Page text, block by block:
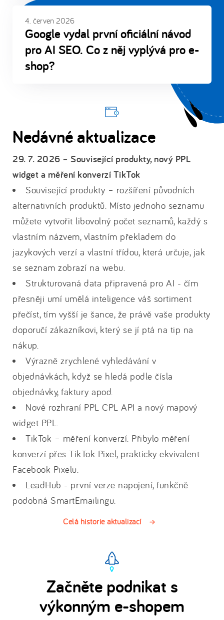
Google vydal první oficiální návod
pro AI SEO. Co z něj vyplývá pro e-
shop?
4. červen 2026
Nedávné aktualizace
29. 7. 2026 – Související produkty, nový PPL
widget a měření konverzí TikTok
Související produkty – rozšíření původních
alternativních produktů. Místo jednoho seznamu
můžete vytvořit libovolný počet seznamů, každý s
vlastním názvem, vlastním překladem do
jazykových verzí a vlastní třídou, která určuje, jak
se seznam zobrazí na webu.
Strukturovaná data připravená pro AI - čím
přesněji umí umělá inteligence váš sortiment
přečíst, tím vyšší je šance, že právě vaše produkty
doporučí zákazníkovi, který se jí ptá na tip na
nákup.
Výrazně zrychlené vyhledávání v
objednávkách, když se hledá podle čísla
objednávky, faktury apod.
Nové rozhraní PPL CPL API a nový mapový
widget PPL.
TikTok – měření konverzí. Přibylo měření
konverzí přes TikTok Pixel, prakticky ekvivalent
Facebook Pixelu.
LeadHub - první verze napojení, funkčně
podobná SmartEmailingu.
Celá historie aktualizací
Začněte podnikat s
výkonným e-shopem